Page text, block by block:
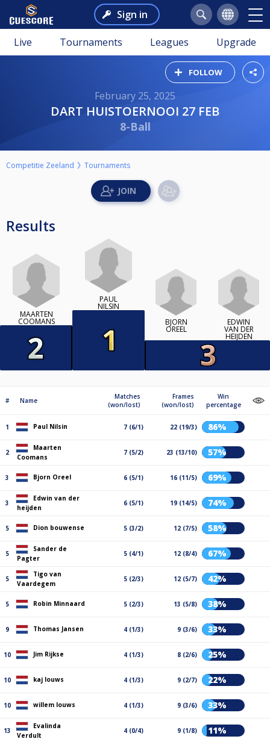
Sign in
Live Tournaments Leagues Upgrade
FOLLOW
February 25, 2025
DART HUISTOERNOOI 27 FEB
8-Ball
Competitie Zeeland Tournaments
Results
MAARTEN
COOMANS
PAUL
NILSIN
BJORN
OREEL
EDWIN
VAN DER
HEIJDEN
# Name
Matches
(won/lost)
Frames
(won/lost)
Win
percentage
1 Paul Nilsin 7 (6/1) 22 (19/3) 86%
2
Maarten
Coomans
7 (5/2) 23 (13/10) 57%
3 Bjorn Oreel 6 (5/1) 16 (11/5) 69%
3
Edwin van der
heijden
6 (5/1) 19 (14/5) 74%
5 Dion bouwense 5 (3/2) 12 (7/5) 58%
5
Sander de
Pagter
5 (4/1) 12 (8/4) 67%
5
Tigo van
Vaardegem
5 (2/3) 12 (5/7) 42%
5 Robin Minnaard 5 (2/3) 13 (5/8) 38%
9 Thomas Jansen 4 (1/3) 9 (3/6) 33%
10 Jim Rijkse 4 (1/3) 8 (2/6) 25%
10 kaj louws 4 (1/3) 9 (2/7) 22%
10 willem louws 4 (1/3) 9 (3/6) 33%
13
Evalinda
Verdult
4 (0/4) 9 (1/8) 11%